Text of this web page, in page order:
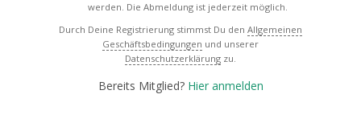
werden. Die Abmeldung ist jederzeit möglich.
Durch Deine Registrierung stimmst Du den Allgemeinen
Geschäftsbedingungen und unserer
Datenschutzerklärung zu.
Bereits Mitglied? Hier anmelden